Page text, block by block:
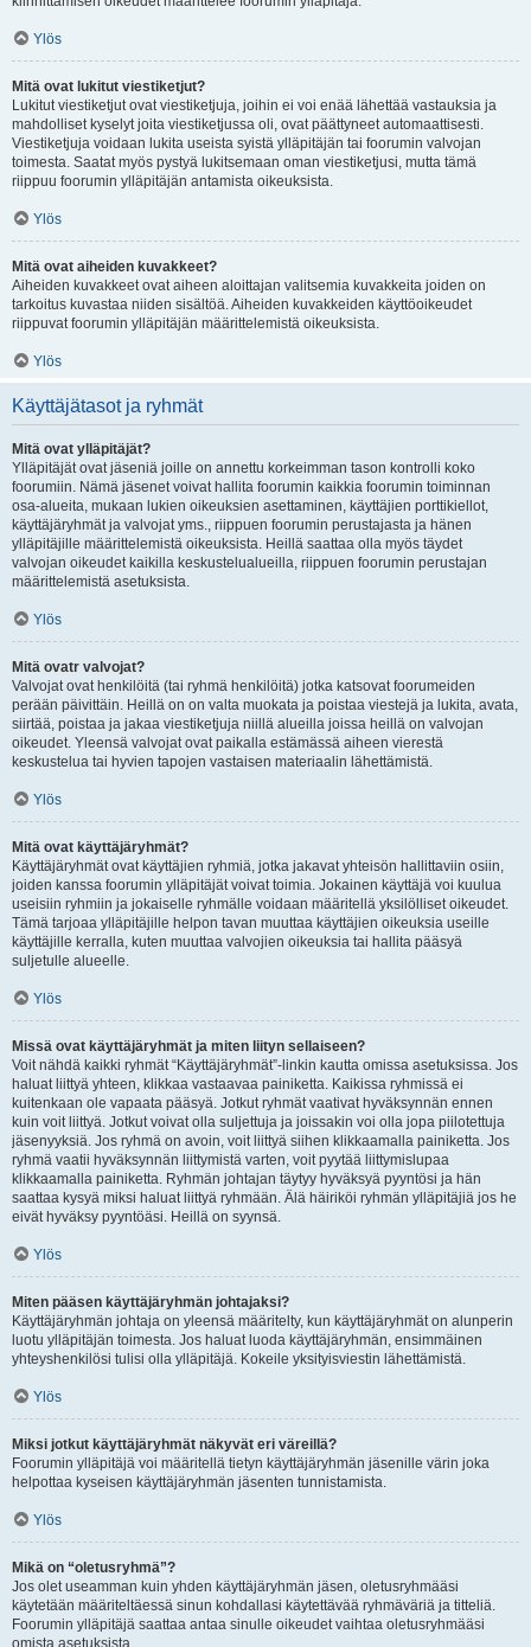
Ylös
Mitä ovat lukitut viestiketjut?
Lukitut viestiketjut ovat viestiketjuja, joihin ei voi enää lähettää vastauksia ja
mahdolliset kyselyt joita viestiketjussa oli, ovat päättyneet automaattisesti.
Viestiketjuja voidaan lukita useista syistä ylläpitäjän tai foorumin valvojan
toimesta. Saatat myös pystyä lukitsemaan oman viestiketjusi, mutta tämä
riippuu foorumin ylläpitäjän antamista oikeuksista.
Ylös
Mitä ovat aiheiden kuvakkeet?
Aiheiden kuvakkeet ovat aiheen aloittajan valitsemia kuvakkeita joiden on
tarkoitus kuvastaa niiden sisältöä. Aiheiden kuvakkeiden käyttöoikeudet
riippuvat foorumin ylläpitäjän määrittelemistä oikeuksista.
Ylös
Käyttäjätasot ja ryhmät
Mitä ovat ylläpitäjät?
Ylläpitäjät ovat jäseniä joille on annettu korkeimman tason kontrolli koko
foorumiin. Nämä jäsenet voivat hallita foorumin kaikkia foorumin toiminnan
osa-alueita, mukaan lukien oikeuksien asettaminen, käyttäjien porttikiellot,
käyttäjäryhmät ja valvojat yms., riippuen foorumin perustajasta ja hänen
ylläpitäjille määrittelemistä oikeuksista. Heillä saattaa olla myös täydet
valvojan oikeudet kaikilla keskustelualueilla, riippuen foorumin perustajan
määrittelemistä asetuksista.
Ylös
Mitä ovatr valvojat?
Valvojat ovat henkilöitä (tai ryhmä henkilöitä) jotka katsovat foorumeiden
perään päivittäin. Heillä on on valta muokata ja poistaa viestejä ja lukita, avata,
siirtää, poistaa ja jakaa viestiketjuja niillä alueilla joissa heillä on valvojan
oikeudet. Yleensä valvojat ovat paikalla estämässä aiheen vierestä
keskustelua tai hyvien tapojen vastaisen materiaalin lähettämistä.
Ylös
Mitä ovat käyttäjäryhmät?
Käyttäjäryhmät ovat käyttäjien ryhmiä, jotka jakavat yhteisön hallittaviin osiin,
joiden kanssa foorumin ylläpitäjät voivat toimia. Jokainen käyttäjä voi kuulua
useisiin ryhmiin ja jokaiselle ryhmälle voidaan määritellä yksilölliset oikeudet.
Tämä tarjoaa ylläpitäjille helpon tavan muuttaa käyttäjien oikeuksia useille
käyttäjille kerralla, kuten muuttaa valvojien oikeuksia tai hallita pääsyä
suljetulle alueelle.
Ylös
Missä ovat käyttäjäryhmät ja miten liityn sellaiseen?
Voit nähdä kaikki ryhmät “Käyttäjäryhmät”-linkin kautta omissa asetuksissa. Jos
haluat liittyä yhteen, klikkaa vastaavaa painiketta. Kaikissa ryhmissä ei
kuitenkaan ole vapaata pääsyä. Jotkut ryhmät vaativat hyväksynnän ennen
kuin voit liittyä. Jotkut voivat olla suljettuja ja joissakin voi olla jopa piilotettuja
jäsenyyksiä. Jos ryhmä on avoin, voit liittyä siihen klikkaamalla painiketta. Jos
ryhmä vaatii hyväksynnän liittymistä varten, voit pyytää liittymislupaa
klikkaamalla painiketta. Ryhmän johtajan täytyy hyväksyä pyyntösi ja hän
saattaa kysyä miksi haluat liittyä ryhmään. Älä häiriköi ryhmän ylläpitäjiä jos he
eivät hyväksy pyyntöäsi. Heillä on syynsä.
Ylös
Miten pääsen käyttäjäryhmän johtajaksi?
Käyttäjäryhmän johtaja on yleensä määritelty, kun käyttäjäryhmät on alunperin
luotu ylläpitäjän toimesta. Jos haluat luoda käyttäjäryhmän, ensimmäinen
yhteyshenkilösi tulisi olla ylläpitäjä. Kokeile yksityisviestin lähettämistä.
Ylös
Miksi jotkut käyttäjäryhmät näkyvät eri väreillä?
Foorumin ylläpitäjä voi määritellä tietyn käyttäjäryhmän jäsenille värin joka
helpottaa kyseisen käyttäjäryhmän jäsenten tunnistamista.
Ylös
Mikä on “oletusryhmä”?
Jos olet useamman kuin yhden käyttäjäryhmän jäsen, oletusryhmääsi
käytetään määriteltäessä sinun kohdallasi käytettävää ryhmäväriä ja titteliä.
Foorumin ylläpitäjä saattaa antaa sinulle oikeudet vaihtaa oletusryhmääsi
omista asetuksista.